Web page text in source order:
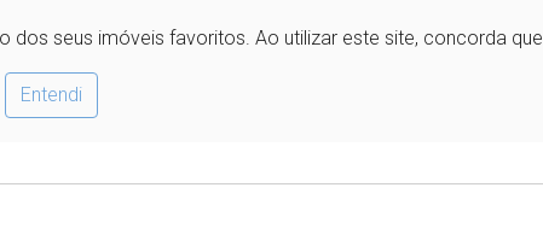
dos seus imóveis favoritos. Ao utilizar este site, concorda
Entendi